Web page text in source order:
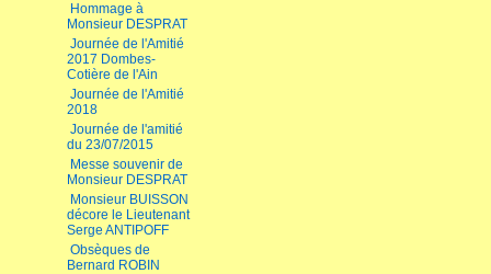
Hommage à
Monsieur DESPRAT
Journée de l'Amitié
2017 Dombes-
Cotière de l'Ain
Journée de l'Amitié
2018
Journée de l'amitié
du 23/07/2015
Messe souvenir de
Monsieur DESPRAT
Monsieur BUISSON
décore le Lieutenant
Serge ANTIPOFF
Obsèques de
Bernard ROBIN